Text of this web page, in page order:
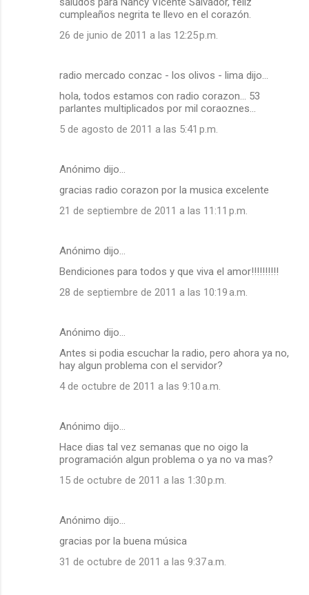
cumpleaños negrita te llevo en el corazón.
26 de junio de 2011 a las 12:25 p.m.
radio mercado conzac - los olivos - lima dijo…
hola, todos estamos con radio corazon... 53
parlantes multiplicados por mil coraoznes...
5 de agosto de 2011 a las 5:41 p.m.
Anónimo dijo…
gracias radio corazon por la musica excelente
21 de septiembre de 2011 a las 11:11 p.m.
Anónimo dijo…
Bendiciones para todos y que viva el amor!!!!!!!!!!
28 de septiembre de 2011 a las 10:19 a.m.
Anónimo dijo…
Antes si podia escuchar la radio, pero ahora ya no,
hay algun problema con el servidor?
4 de octubre de 2011 a las 9:10 a.m.
Anónimo dijo…
Hace dias tal vez semanas que no oigo la
programación algun problema o ya no va mas?
15 de octubre de 2011 a las 1:30 p.m.
Anónimo dijo…
gracias por la buena música
31 de octubre de 2011 a las 9:37 a.m.